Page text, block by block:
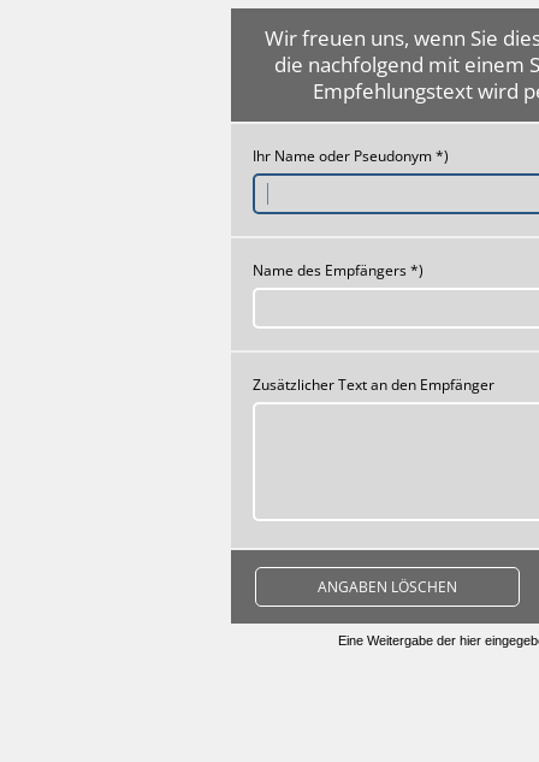
Wir freuen uns, wenn Sie
die nachfolgend mit einem
Empfehlungstext wird
Ihr Name oder Pseudonym *)
Name des Empfängers *)
Zusätzlicher Text an den Empfänger
ANGABEN LÖSCHEN
Eine Weitergabe der hier